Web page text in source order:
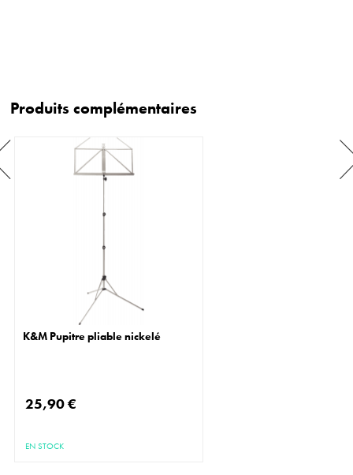
Produits complémentaires
K&M Pupitre pliable nickelé
25,90 €
EN STOCK